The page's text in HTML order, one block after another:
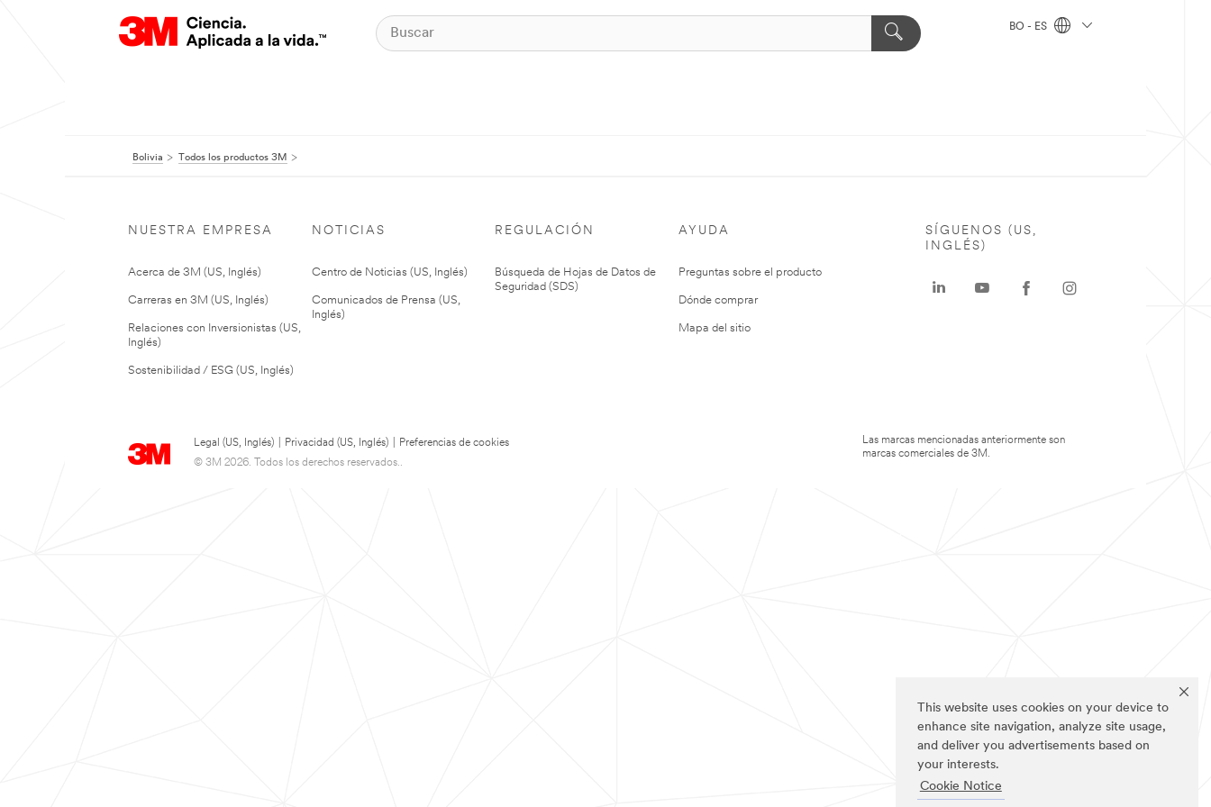
This website uses cookies on your device to
enhance site navigation, analyze site usage,
and deliver you advertisements based on
your interests.
Cookie Notice
BO - ES
Bolivia Todos los productos 3M
NUESTRA EMPRESA
Acerca de 3M (US, Inglés)
Carreras en 3M (US, Inglés)
Relaciones con Inversionistas (US,
Inglés)
Sostenibilidad / ESG (US, Inglés)
NOTICIAS
Centro de Noticias (US, Inglés)
Comunicados de Prensa (US,
Inglés)
REGULACIÓN
Búsqueda de Hojas de Datos de
Seguridad (SDS)
AYUDA
Preguntas sobre el producto
Dónde comprar
Mapa del sitio
Legal (US, Inglés) Privacidad (US, Inglés)
Preferencias de cookies
© 3M 2026. Todos los derechos reservados..
SÍGUENOS (US,
INGLÉS)
Las marcas mencionadas anteriormente son
marcas comerciales de 3M.